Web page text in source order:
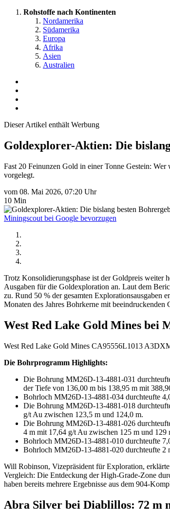
Rohstoffe nach Kontinenten
Nordamerika
Südamerika
Europa
Afrika
Asien
Australien
Dieser Artikel enthält Werbung
Goldexplorer-Aktien: Die
Fast 20 Feinunzen Gold in einer Tonne Gestein:
vorgelegt.
vom 08. Mai 2026, 07:20 Uhr
10 Min
Miningscout bei Google bevorzugen
Trotz Konsolidierungsphase ist der Goldpreis weiter
Ausgaben für die Goldexploration an. Laut dem
zu. Rund 50 % der gesamten Explorationsausgaben
Monaten des Jahres Bohrkerne mit
West Red Lake Gold Mines bei
West Red Lake Gold Mines CA95556L1013
Die Bohrprogramm Highlights:
Die Bohrung MM26D-13-4881-031
der Tiefe von 136,00 m bis 138,95 m mit
Bohrloch MM26D-13-4881-034 durchteufte
Die Bohrung MM26D-13-4881-018
g/t Au zwischen 123,5 m und 124,0 m.
Die Bohrung MM26D-13-4881-026
4 m mit 17,64 g/t Au zwischen 125 m und 129
Bohrloch MM26D-13-4881-010 durchteufte
Bohrloch MM26D-13-4881-020 durchteufte 2
Will Robinson, Vizepräsident für Exploration,
Vergleich: Die Entdeckung der High-Grade-Zone
haben bereits mehrere Ergebnisse aus dem 904-
Abra Silver bei Diablillos: 72 m